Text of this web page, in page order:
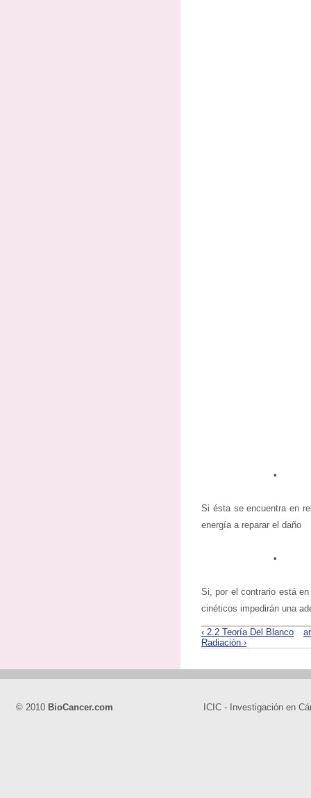
•
Si ésta se encuentra en
energía a reparar el daño
•
Si, por el contrario está
cinéticos impedirán una
‹ 2.2 Teoría Del Blanco
Radiación ›
© 2010 BioCancer.com ICIC - Investigación en